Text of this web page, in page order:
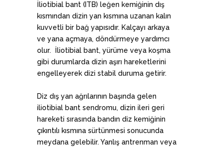
İliotibial bant (ITB) leğen kemiğinin dış
kısmından dizin yan kısmına uzanan kalın
kuvvetli bir bağ yapısıdır. Kalçayı arkaya
ve yana açmaya, döndürmeye yardımcı
olur. İliotibial bant, yürüme veya koşma
gibi durumlarda dizin aşırı hareketlerini
engelleyerek dizi stabil duruma getirir.
Diz dış yan ağrılarının başında gelen
iliotibial bant sendromu, dizin ileri geri
hareketi sırasında bandın diz kemiğinin
çıkıntılı kısmına sürtünmesi sonucunda
meydana gelebilir. Yanlış antrenman veya